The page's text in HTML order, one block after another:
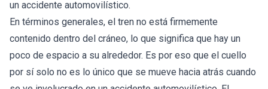
un accidente automovilístico.
En términos generales, el tren no está firmemente
contenido dentro del cráneo, lo que significa que hay un
poco de espacio a su alrededor. Es por eso que el cuello
por sí solo no es lo único que se mueve hacia atrás cuando